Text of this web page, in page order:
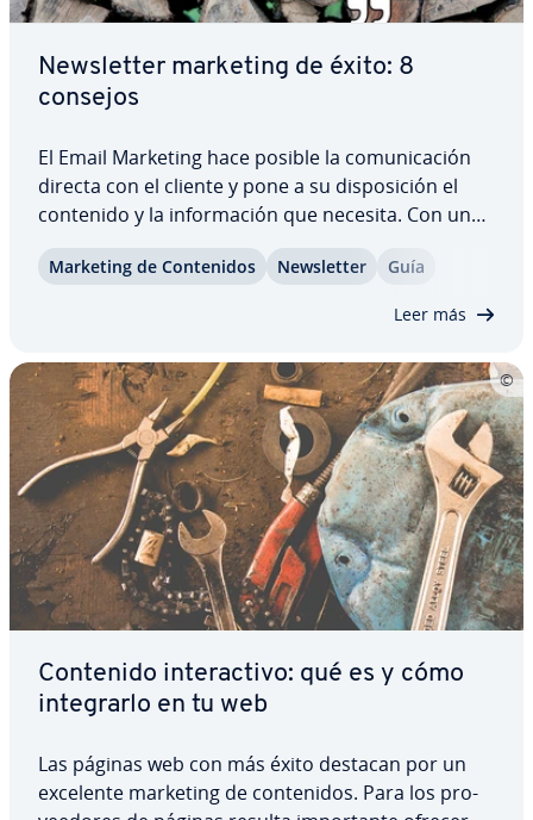
Ne­w­s­le­t­ter marketing de éxito: 8
consejos
El Email Marketing hace posible la co­mu­ni­ca­ción
directa con el cliente y pone a su di­s­po­si­ción el
contenido y la in­fo­r­ma­ción que necesita. Con una
ne­w­s­le­t­ter y un correo pu­bli­ci­ta­rio diseñado a
medida, las empresas pueden construir un vínculo
Marketing de Co­n­te­ni­dos Ne­w­s­le­t­ter Guía
Leer más
Contenido in­ter­ac­ti­vo: qué es y cómo
in­te­grar­lo en tu web
Las páginas web con más éxito destacan por un
excelente marketing de co­n­te­ni­dos. Para los pro­